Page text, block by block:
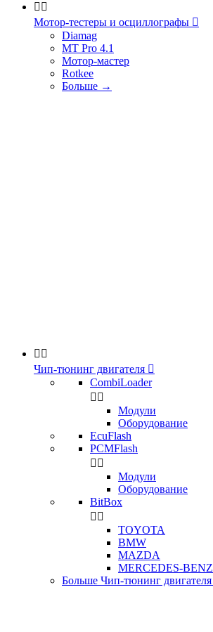
 
Мотор-тестеры и осциллографы 
Diamag
MT Pro 4.1
Мотор-мастер
Rotkee
Больше →
 
Чип-тюнинг двигателя 
CombiLoader
 
Модули
Оборудование
EcuFlash
PCMFlash
 
Модули
Оборудование
BitBox
 
TOYOTA
BMW
MAZDA
MERCEDES-BENZ
Больше Чип-тюнинг двигателя